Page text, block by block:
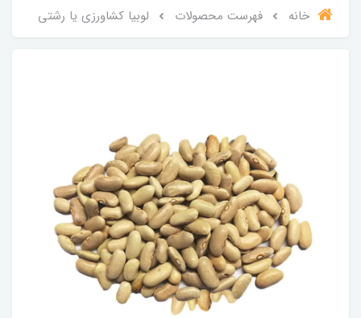
خانه فهرست محصولات لوبیا کشاورزی یا رشتی